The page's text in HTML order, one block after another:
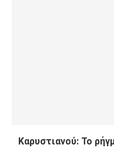
Καρυστιανού: Το